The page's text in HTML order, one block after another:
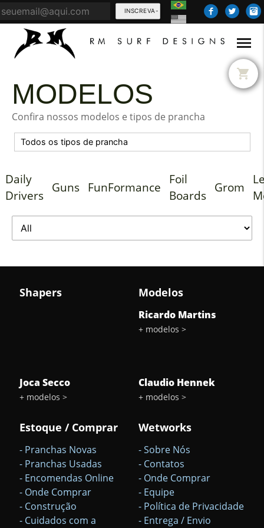
INSCREVA-
SE
shopping_cart
menu
MODELOS
Confira nossos modelos e tipos de prancha
Daily
Drivers
Guns FunFormance
Foil
Boards
Grom
Sub-Shapers Modelos
Ricardo Martins
+ modelos >
Joca Secco
+ modelos >
Claudio Hennek
+ modelos >
Estoque / Comprar
- Pranchas Novas
- Pranchas Usadas
- Encomendas Online
- Onde Comprar
- Construção
- Cuidados com a
Wetworks
- Sobre Nós
- Contatos
- Onde Comprar
- Equipe
- Política de Privacidade
- Entrega / Envio